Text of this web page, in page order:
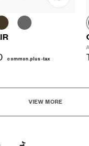
common.plus-tax
VIEW MORE